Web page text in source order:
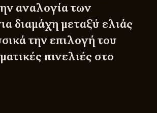
αναλογία των
διαμάχη μεταξύ ελιάς
την επιλογή του
πινελιές στο